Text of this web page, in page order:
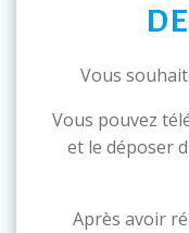
Vous
Vous pouvez
et le déposer
Après avoir